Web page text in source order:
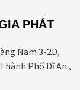
PHÁT
Nam 3-2D,
Phố Dĩ An ,